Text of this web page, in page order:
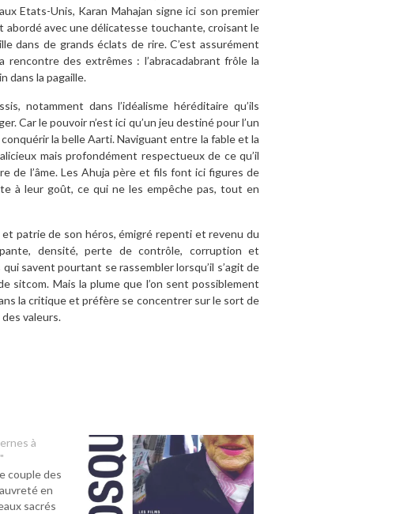
Etats-Unis, Karan Mahajan signe ici son premier
abordé avec une délicatesse touchante, croisant le
dans de grands éclats de rire. C’est assurément
des extrêmes : l’abracadabrant frôle la
dans la pagaille.
notamment dans l’idéalisme héréditaire qu’ils
Car le pouvoir n’est ici qu’un jeu destiné pour l’un
la belle Aarti. Naviguant entre la fable et la
mais profondément respectueux de ce qu’il
de l’âme. Les Ahuja père et fils font ici figures de
à leur goût, ce qui ne les empêche pas, tout en
patrie de son héros, émigré repenti et revenu du
densité, perte de contrôle, corruption et
savent pourtant se rassembler lorsqu’il s’agit de
sitcom. Mais la plume que l’on sent possiblement
la critique et préfère se concentrer sur le sort de
valeurs.
à
couple des
en
sacrés